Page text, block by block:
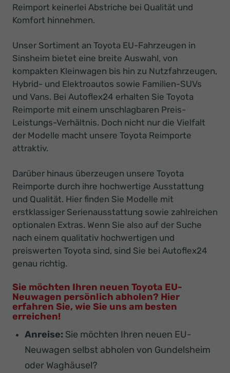
Reimport keinerlei Abstriche bei Qualität und
Komfort hinnehmen.
Unser Sortiment an Toyota EU-Fahrzeugen in
Sinsheim bietet eine breite Auswahl, von
kompakten Kleinwagen bis hin zu Nutzfahrzeugen,
Hybrid- und Elektroautos sowie Familien-SUVs
und Vans. Bei Autoflex24 erhalten Sie Toyota
Reimporte mit einem unschlagbaren Preis-
Leistungs-Verhältnis. Doch nicht nur die Vielfalt
der Modelle macht unsere Toyota Reimporte
attraktiv.
Darüber hinaus überzeugen unsere Toyota
Reimporte durch ihre hochwertige Ausstattung
und Qualität. Hier finden Sie Modelle mit
erstklassiger Serienausstattung sowie zahlreichen
optionalen Extras. Wenn Sie also auf der Suche
nach einem qualitativ hochwertigen und
preiswerten Toyota sind, sind Sie bei Autoflex24
genau richtig.
Sie möchten Ihren neuen Toyota EU-
Neuwagen persönlich abholen? Hier
erfahren Sie, wie Sie uns am besten
erreichen!
Anreise: Sie möchten Ihren neuen EU-
Neuwagen selbst abholen von Gundelsheim
oder Waghäusel?